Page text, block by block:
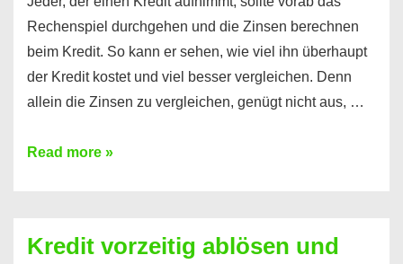
Rechenspiel durchgehen und die Zinsen berechnen
beim Kredit. So kann er sehen, wie viel ihn überhaupt
der Kredit kostet und viel besser vergleichen. Denn
allein die Zinsen zu vergleichen, genügt nicht aus, …
Ganz
Kredit
Read more »
Kredit vorzeitig ablösen und